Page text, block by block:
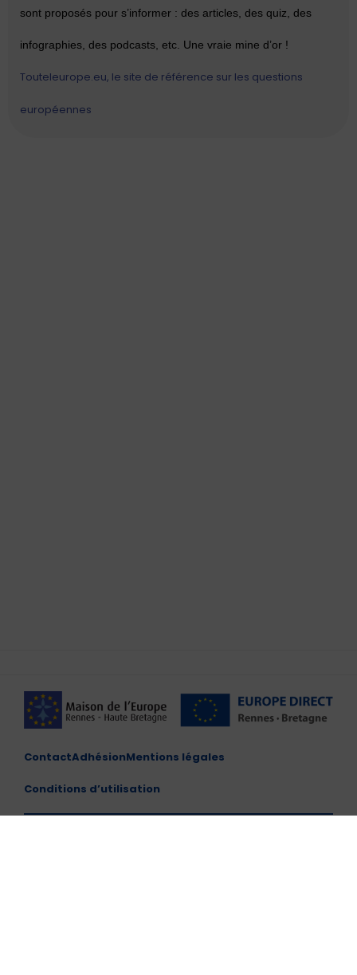
sont proposés pour s’informer : des articles, des quiz, des
infographies, des podcasts, etc. Une vraie mine d’or !
Touteleurope.eu, le site de référence sur les questions
européennes
ContactAdhésionMentions légales
Conditions d’utilisation